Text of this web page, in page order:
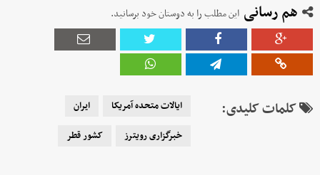
هم رسانی این مطلب را به دوستان خود برسانید.
کلمات کلیدی: ایالات متحده آمریکا
ایران
خبرگزاری رویترز
کشور قطر